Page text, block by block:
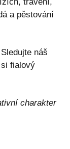
a pěstování
Sledujte náš
fialový
charakter